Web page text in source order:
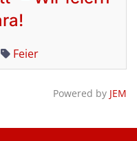
Feier
Powered by JEM